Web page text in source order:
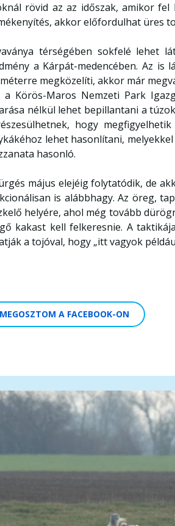
rövid az az időszak, amikor
akkor előfordulhat üres
térségében sokfelé lehet
a Kárpát-medencében. Az
megközelíti, akkor már
a Körös-Maros Nemzeti Park
nélkül lehet bepillantani a
hogy
lehet hasonlítani,
hasonló.
május elejéig folytatódik, de
is alábbhagy. Az öreg,
helyére, ahol még tovább
kakast kell felkeresnie. A
a tojóval, hogy „itt vagyok
MEGOSZTOM A FACEBOOK-ON